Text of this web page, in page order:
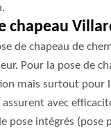
chapeau
de chapeau de
Pour la pose de
mais surtout pour
avec
pose intégrés (pose